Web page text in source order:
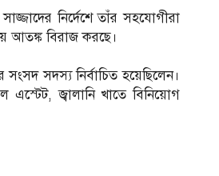
নির্দেশে তাঁর সহযোগীরা
আতঙ্ক বিরাজ করছে।
সদস্য নির্বাচিত হয়েছিলেন।
এস্টেট, জ্বালানি খাতে বিনিয়োগ